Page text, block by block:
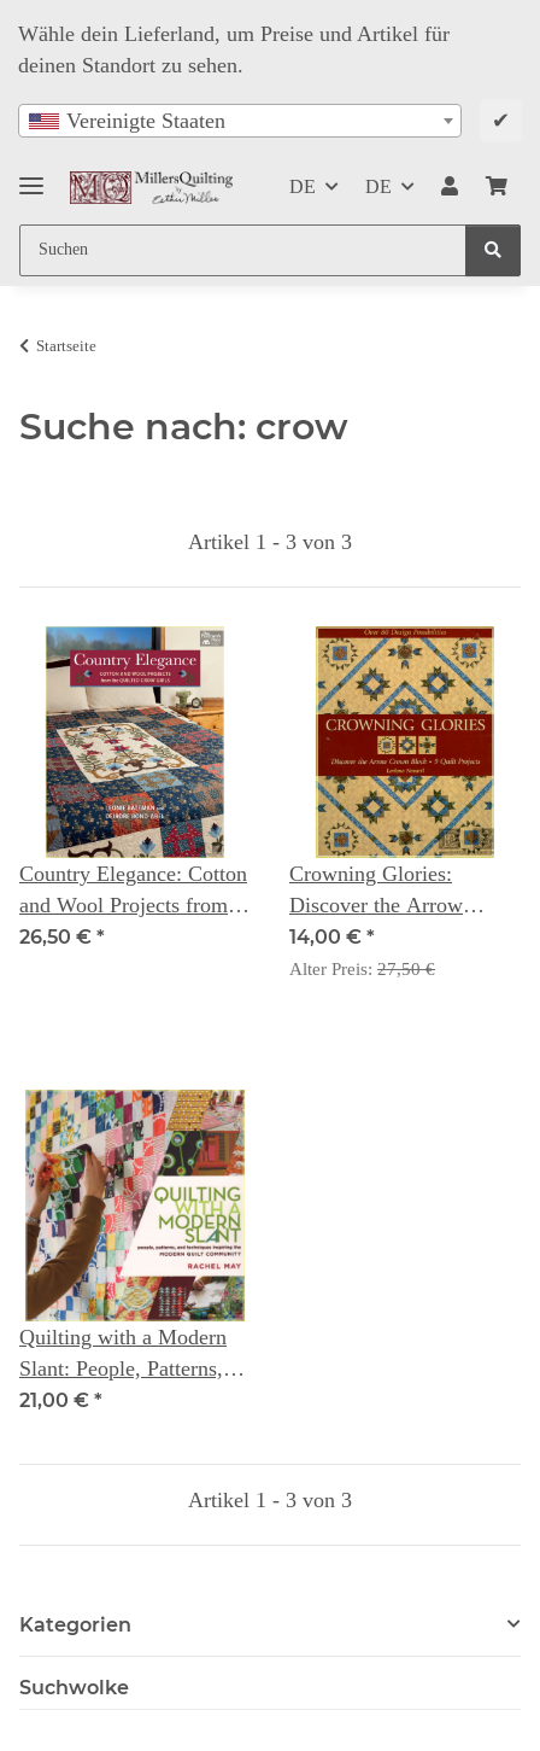
Wähle dein Lieferland, um Preise und Artikel für
deinen Standort zu sehen.
Vereinigte Staaten ✔
DE DE
Startseite
Suche nach: crow
Artikel 1 - 3 von 3
Country Elegance: Cotton
and Wool Projects from
the Quilted Crow Girls -
26,50 € *
Crowning Glories:
Discover the Arrow
Crown Block, 9 Quilt
Projects - Lerlene Nevaril
14,00 € *
Alter Preis: 27,50 €
Quilting with a Modern
Slant: People, Patterns,
and Techniques Inspiring
Community
21,00 € *
Artikel 1 - 3 von 3
Kategorien
Suchwolke